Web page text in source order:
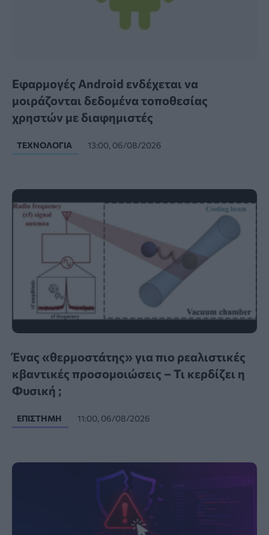
Εφαρμογές Android ενδέχεται να
μοιράζονται δεδομένα τοποθεσίας
χρηστών με διαφημιστές
ΤΕΧΝΟΛΟΓΊΑ 13:00, 06/08/2026
Ένας «θερμοστάτης» για πιο ρεαλιστικές
κβαντικές προσομοιώσεις – Τι κερδίζει η
Φυσική ;
ΕΠΙΣΤΉΜΗ 11:00, 06/08/2026